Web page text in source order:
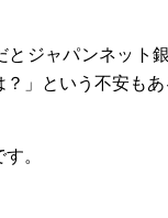
とジャパンネット
」という不安もあ
。